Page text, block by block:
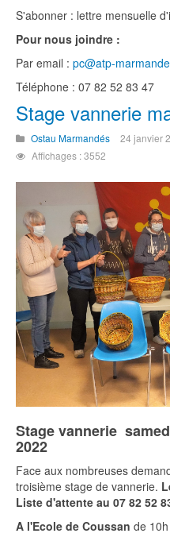
S'abonner : lettre mensuelle
Pour nous joindre :
Par email : pc@atp-
Téléphone : 07 82 52 83 47
Stage vannerie
Ostau Marmandés
24 janvier
Affichages : 3552
Stage vannerie
2022
Face aux nombreuses
troisième stage de vannerie.
Liste d'attente au 07 82 52
A l'Ecole de Coussan de